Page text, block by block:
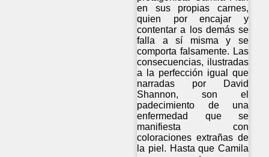
en sus propias carnes,
quien por encajar y
contentar a los demás se
falla a sí misma y se
comporta falsamente. Las
consecuencias, ilustradas
a la perfección igual que
narradas por David
Shannon, son el
padecimiento de una
enfermedad que se
manifiesta con
coloraciones extrañas de
la piel. Hasta que Camila